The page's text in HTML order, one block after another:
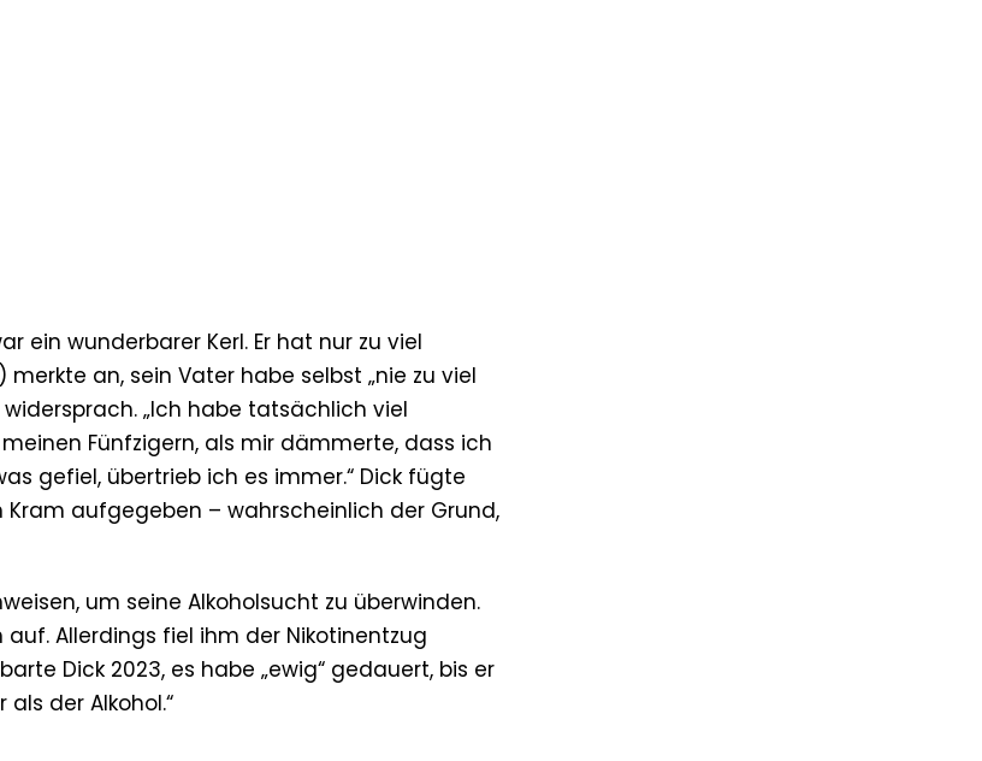
ein wunderbarer Kerl. Er hat nur zu viel
an, sein Vater habe selbst „nie zu viel
„Ich habe tatsächlich viel
Fünfzigern, als mir dämmerte, dass ich
gefiel, übertrieb ich es immer.“ Dick fügte
Kram aufgegeben – wahrscheinlich der Grund,
um seine Alkoholsucht zu überwinden.
Allerdings fiel ihm der Nikotinentzug
Dick 2023, es habe „ewig“ gedauert, bis er
der Alkohol.“